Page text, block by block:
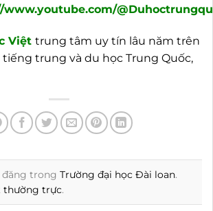
Việt trung tâm uy tín lâu năm trên
trung và du học Trung Quốc,
đăng trong Trường đại học Đài loan.
thường trực.